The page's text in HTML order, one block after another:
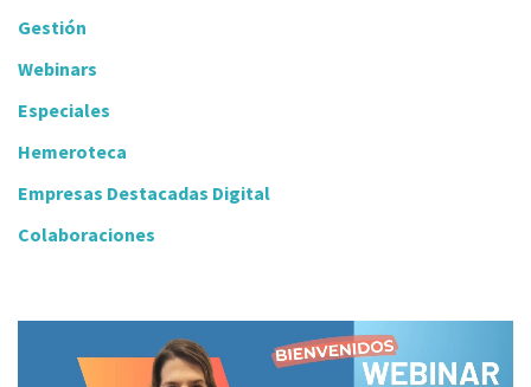
Gestión
Webinars
Especiales
Hemeroteca
Empresas Destacadas Digital
Colaboraciones